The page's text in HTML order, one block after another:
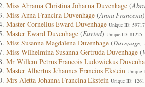
Miss Abrama Christina Johanna Duvenhage (
Miss Anna Francina Duvenhage (Anna Francena)
Master Cornelius Eward Duvenhage Unique ID: 59717
Master Eward Duvenhage (Euvied) Unique ID: 81225
Miss Susanna Magdalena Duvenhage (
Miss Wilhelmina Susanna Gertruda Duvenhage (
Mr Willem Petrus Francois Ludowickus
Master Albertus Johannes Francios Ekstein Unique
Mrs Aletta Johanna Francina Ekstein Unique ID: